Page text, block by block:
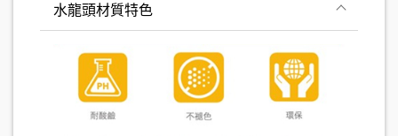
水龍頭材質特色